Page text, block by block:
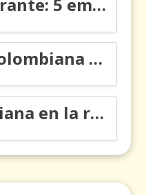
Tatiana Toro: colombiana que cambió la historia de las matemáticas
Ciencia colombiana en la revolución de los órganos en chips